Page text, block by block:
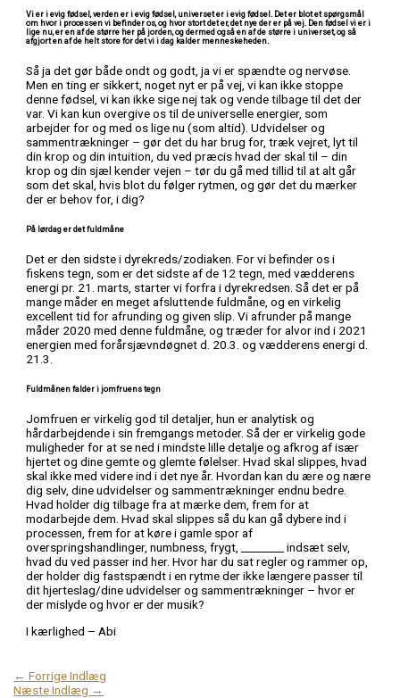
Vi er i evig fødsel, verden er i evig fødsel, universet er i evig fødsel. Det er blot et spørgsmål
om hvor i processen vi befinder os, og hvor stort det er, det nye der er på vej. Den fødsel vi er i
lige nu, er en af de større her på jorden, og dermed også en af de større i universet, og så
afgjort en af de helt store for det vi i dag kalder menneskeheden.
Så ja det gør både ondt og godt, ja vi er spændte og nervøse.
Men en ting er sikkert, noget nyt er på vej, vi kan ikke stoppe
denne fødsel, vi kan ikke sige nej tak og vende tilbage til det der
var. Vi kan kun overgive os til de universelle energier, som
arbejder for og med os lige nu (som altid). Udvidelser og
sammentrækninger – gør det du har brug for, træk vejret, lyt til
din krop og din intuition, du ved præcis hvad der skal til – din
krop og din sjæl kender vejen – tør du gå med tillid til at alt går
som det skal, hvis blot du følger rytmen, og gør det du mærker
der er behov for, i dig?
På lørdag er det fuldmåne
Det er den sidste i dyrekreds/zodiaken. For vi befinder os i
fiskens tegn, som er det sidste af de 12 tegn, med vædderens
energi pr. 21. marts, starter vi forfra i dyrekredsen. Så det er på
mange måder en meget afsluttende fuldmåne, og en virkelig
excellent tid for afrunding og given slip. Vi afrunder på mange
måder 2020 med denne fuldmåne, og træder for alvor ind i 2021
energien med forårsjævndøgnet d. 20.3. og vædderens energi d.
21.3.
Fuldmånen falder i jomfruens tegn
Jomfruen er virkelig god til detaljer, hun er analytisk og
hårdarbejdende i sin fremgangs metoder. Så der er virkelig gode
muligheder for at se ned i mindste lille detalje og afkrog af især
hjertet og dine gemte og glemte følelser. Hvad skal slippes, hvad
skal ikke med videre ind i det nye år. Hvordan kan du ære og nære
dig selv, dine udvidelser og sammentrækninger endnu bedre.
Hvad holder dig tilbage fra at mærke dem, frem for at
modarbejde dem. Hvad skal slippes så du kan gå dybere ind i
processen, frem for at køre i gamle spor af
overspringshandlinger, numbness, frygt, ________ indsæt selv,
hvad du ved passer ind her. Hvor har du sat regler og rammer op,
der holder dig fastspændt i en rytme der ikke længere passer til
dit hjerteslag/dine udvidelser og sammentrækninger – hvor er
der mislyde og hvor er der musik?
I kærlighed – Abi
← Forrige Indlæg
Næste Indlæg →